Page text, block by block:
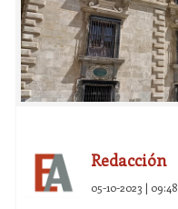
Redacción
05-10-2023 | 09:48